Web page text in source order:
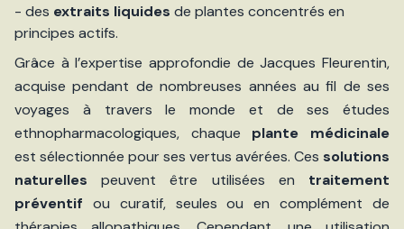
- des extraits liquides de plantes concentrés en
principes actifs.
Grâce à l’expertise approfondie de Jacques Fleurentin,
acquise pendant de nombreuses années au fil de ses
voyages à travers le monde et de ses études
ethnopharmacologiques, chaque plante médicinale
est sélectionnée pour ses vertus avérées. Ces solutions
naturelles peuvent être utilisées en traitement
préventif ou curatif, seules ou en complément de